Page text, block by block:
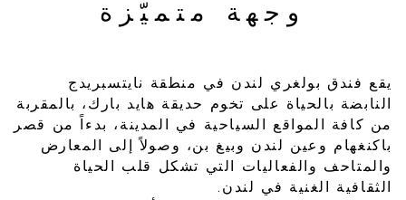
وجهة متميّزة
يقع فندق بولغري لندن في منطقة نايتسبريدج
النابضة بالحياة على تخوم حديقة هايد بارك، بالمقربة
من كافة المواقع السياحية في المدينة، بدءاً من قصر
باكنغهام وعين لندن وبيغ بن، وصولاً إلى المعارض
والمتاحف والفعاليات التي تشكل قلب الحياة
الثقافية الغنية في لندن.